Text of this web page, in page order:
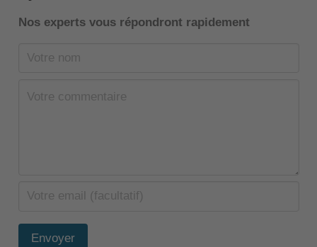
Nos experts vous répondront rapidement
Envoyer